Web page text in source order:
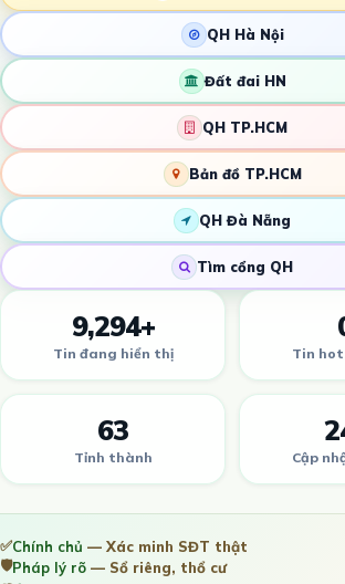
QH Hà Nội
Đất đai HN
QH TP.HCM
Bản đồ TP.HCM
QH Đà Nẵng
Tìm cổng QH
9,294+
Tin đang hiển thị Tin
63
Tỉnh thành Cập
✅Chính chủ — Xác minh SĐT thật
🛡️Pháp lý rõ — Sổ riêng, thổ cư